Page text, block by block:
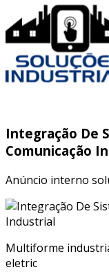
Integração De
Comunicação
Anúncio interno
Multiforme
eletric